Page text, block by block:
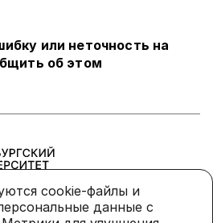
cookie-файлы и
данные с
или неточность на
об этом